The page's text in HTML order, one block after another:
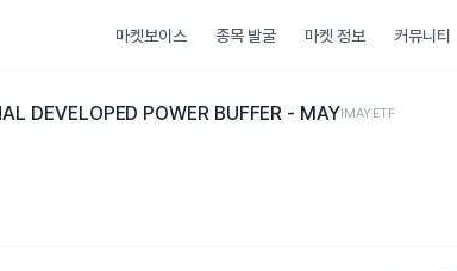
마켓보이스 종목 발굴 마켓 정보 커뮤니티
DEVELOPED POWER BUFFER - MAYIMAYETF